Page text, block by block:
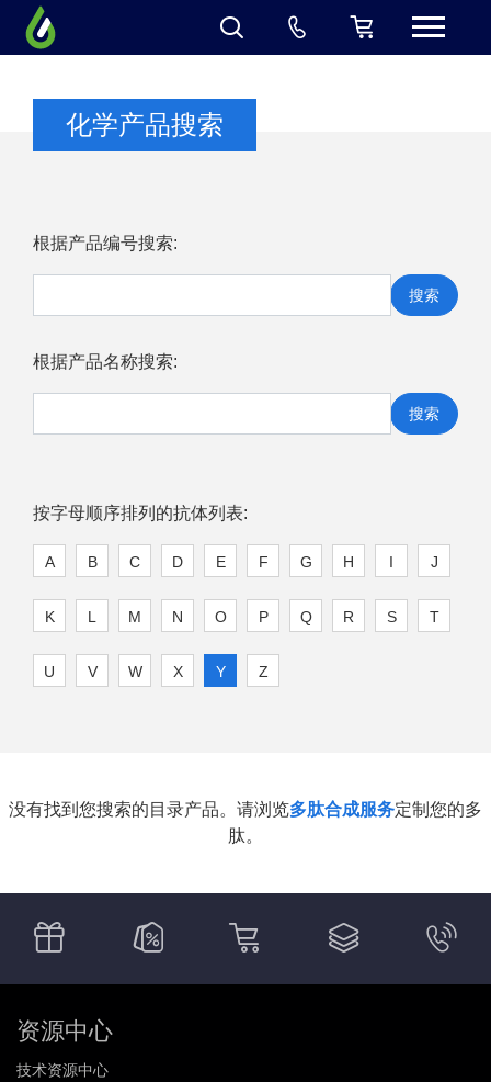
化学产品搜索
根据产品编号搜索:
搜索
根据产品名称搜索:
搜索
按字母顺序排列的抗体列表:
A B C D E F G H I J
K L M N O P Q R S T
U V W X Y Z
没有找到您搜索的目录产品。请浏览多肽合成服务定制您的多
肽。
资源中心
技术资源中心